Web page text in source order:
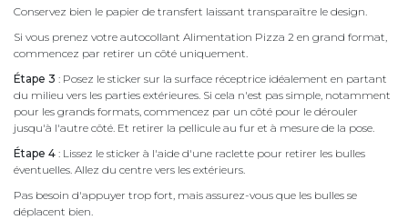
Conservez bien le papier de transfert laissant transparaître le design.
Si vous prenez votre autocollant Alimentation Pizza 2 en grand format,
commencez par retirer un côté uniquement.
Étape 3 : Posez le sticker sur la surface réceptrice idéalement en partant
du milieu vers les parties extérieures. Si cela n'est pas simple, notamment
pour les grands formats, commencez par un côté pour le dérouler
jusqu'à l'autre côté. Et retirer la pellicule au fur et à mesure de la pose.
Étape 4 : Lissez le sticker à l'aide d'une raclette pour retirer les bulles
éventuelles. Allez du centre vers les extérieurs.
Pas besoin d'appuyer trop fort, mais assurez-vous que les bulles se
déplacent bien.